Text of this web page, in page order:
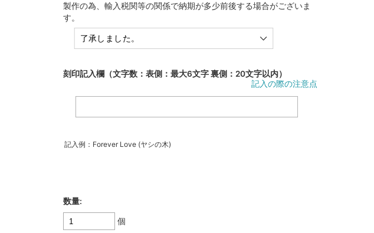
製作の為、輸入税関等の関係で納期が多少前後する場合がございま
す。
刻印記入欄（文字数：表側：最大6文字 裏側：20文字以内）
記入の際の注意点
記入例：Forever Love (ヤシの木)
数量:
個